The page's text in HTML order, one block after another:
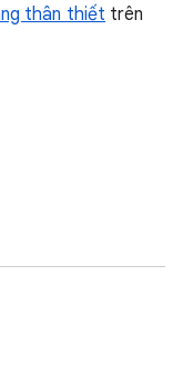
thân thiết trên